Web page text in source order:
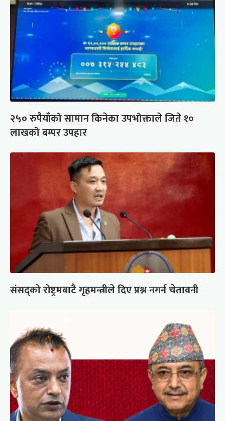
२५० रुपैयाँको सामान किनेका उपभोक्ताले जिते १०
लाखको बम्पर उपहार
संसद्को रोष्ट्रमबाटै गृहमन्त्रीले दिए प्रश्न नगर्न चेतावनी